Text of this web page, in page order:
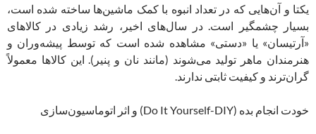
یکتا و آن‌هایی که در تعداد انبوه با کمک ماشین‌ها ساخته شده‌ است،
بسیار چشمگیر است. در سال‌های اخیر، رشد زیادی در کالاهای
«آرتیسان» یا «دستی» مشاهده شده است که توسط پیشه‌وران و
هنرمندان ماهر تولید می‌شوند (مانند نان و پنیر). این کالاها معمولاً
گران‌ترند و کیفیت ثابتی ندارند.
خودت انجام بده (Do It Yourself-DIY) و اثر اتوماسیون‌سازی